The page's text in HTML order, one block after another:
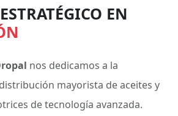
EN
nos dedicamos a la
mayorista de aceites y
de tecnología avanzada.